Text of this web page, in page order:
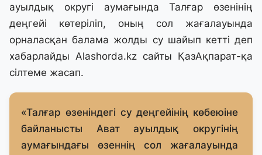
ауылдық округі аумағында Талғар өзенінің
деңгейі көтеріліп, оның сол жағалауында
орналасқан балама жолды су шайып кетті деп
хабарлайды Alashorda.kz сайты ҚазАқпарат-қа
сілтеме жасап.
«Талғар өзеніндегі су деңгейінің көбеюіне
байланысты Ават ауылдық округінің
аумағындағы өзеннің сол жағалауында